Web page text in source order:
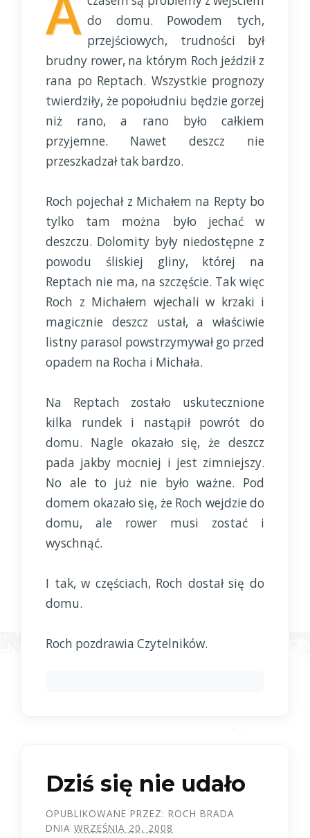
do domu. Powodem tych,
przejściowych, trudności był
brudny rower, na którym Roch jeździł z
rana po Reptach. Wszystkie prognozy
twierdziły, że popołudniu będzie gorzej
niż rano, a rano było całkiem
przyjemne. Nawet deszcz nie
przeszkadzał tak bardzo.
Roch pojechał z Michałem na Repty bo
tylko tam można było jechać w
deszczu. Dolomity były niedostępne z
powodu śliskiej gliny, której na
Reptach nie ma, na szczęście. Tak więc
Roch z Michałem wjechali w krzaki i
magicznie deszcz ustał, a właściwie
listny parasol powstrzymywał go przed
opadem na Rocha i Michała.
Na Reptach zostało uskutecznione
kilka rundek i nastąpił powrót do
domu. Nagle okazało się, że deszcz
pada jakby mocniej i jest zimniejszy.
No ale to już nie było ważne. Pod
domem okazało się, że Roch wejdzie do
domu, ale rower musi zostać i
wyschnąć.
I tak, w częściach, Roch dostał się do
domu.
Roch pozdrawia Czytelników.
Dziś się nie udało
OPUBLIKOWANE PRZEZ: ROCH BRADA
DNIA WRZEŚNIA 20, 2008